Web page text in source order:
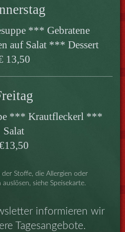
*** Gebratene
auf Salat *** Dessert
13,50
*** Krautfleckerl ***
Salat
der Stoffe, die Allergien oder
siehe Speisekarte.
informieren wir
Tagesangebote.